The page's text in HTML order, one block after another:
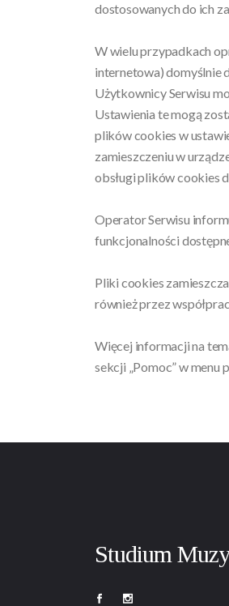
dostosowanych do ich
W wielu przypadkach
internetowa) domyślnie
Użytkownicy Serwisu
Ustawienia te mogą
plików cookies w
zamieszczeniu w
obsługi plików cookies
Operator Serwisu
funkcjonalności
Pliki cookies
również przez
Więcej informacji na
sekcji „Pomoc” w
Studium